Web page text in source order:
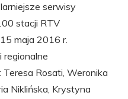
serwisy
stacji RTV
maja 2016 r.
regionalne
Rosati, Weronika
Niklińska, Krystyna